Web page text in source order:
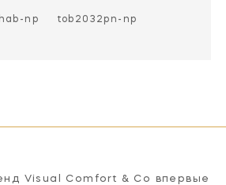
np tob2032pn-np
Visual Comfort & Co впервые